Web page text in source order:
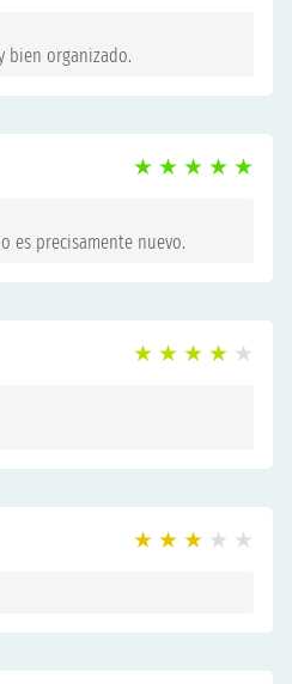
bien organizado.
★ ★ ★ ★ ★
es precisamente nuevo.
★ ★ ★ ★ ★
★ ★ ★ ★ ★